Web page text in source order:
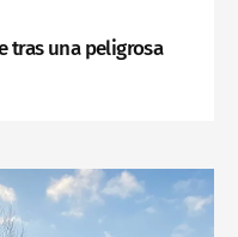
tras una peligrosa